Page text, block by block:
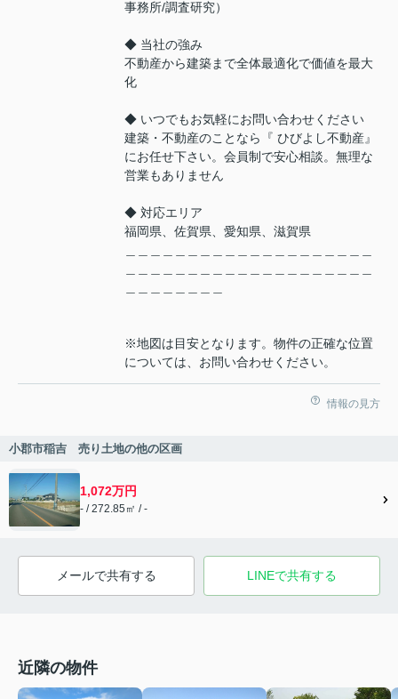
事務所/調査研究）
◆ 当社の強み
不動産から建築まで全体最適化で価値を最大
化
◆ いつでもお気軽にお問い合わせください
建築・不動産のことなら『 ひびよし不動産』
にお任せ下さい。会員制で安心相談。無理な
営業もありません
◆ 対応エリア
福岡県、佐賀県、愛知県、滋賀県
※地図は目安となります。物件の正確な位置
については、お問い合わせください。
情報の見方
小郡市稲吉 売り土地の他の区画
1,072万円
- / 272.85㎡ / -
メールで共有する LINEで共有する
近隣の物件